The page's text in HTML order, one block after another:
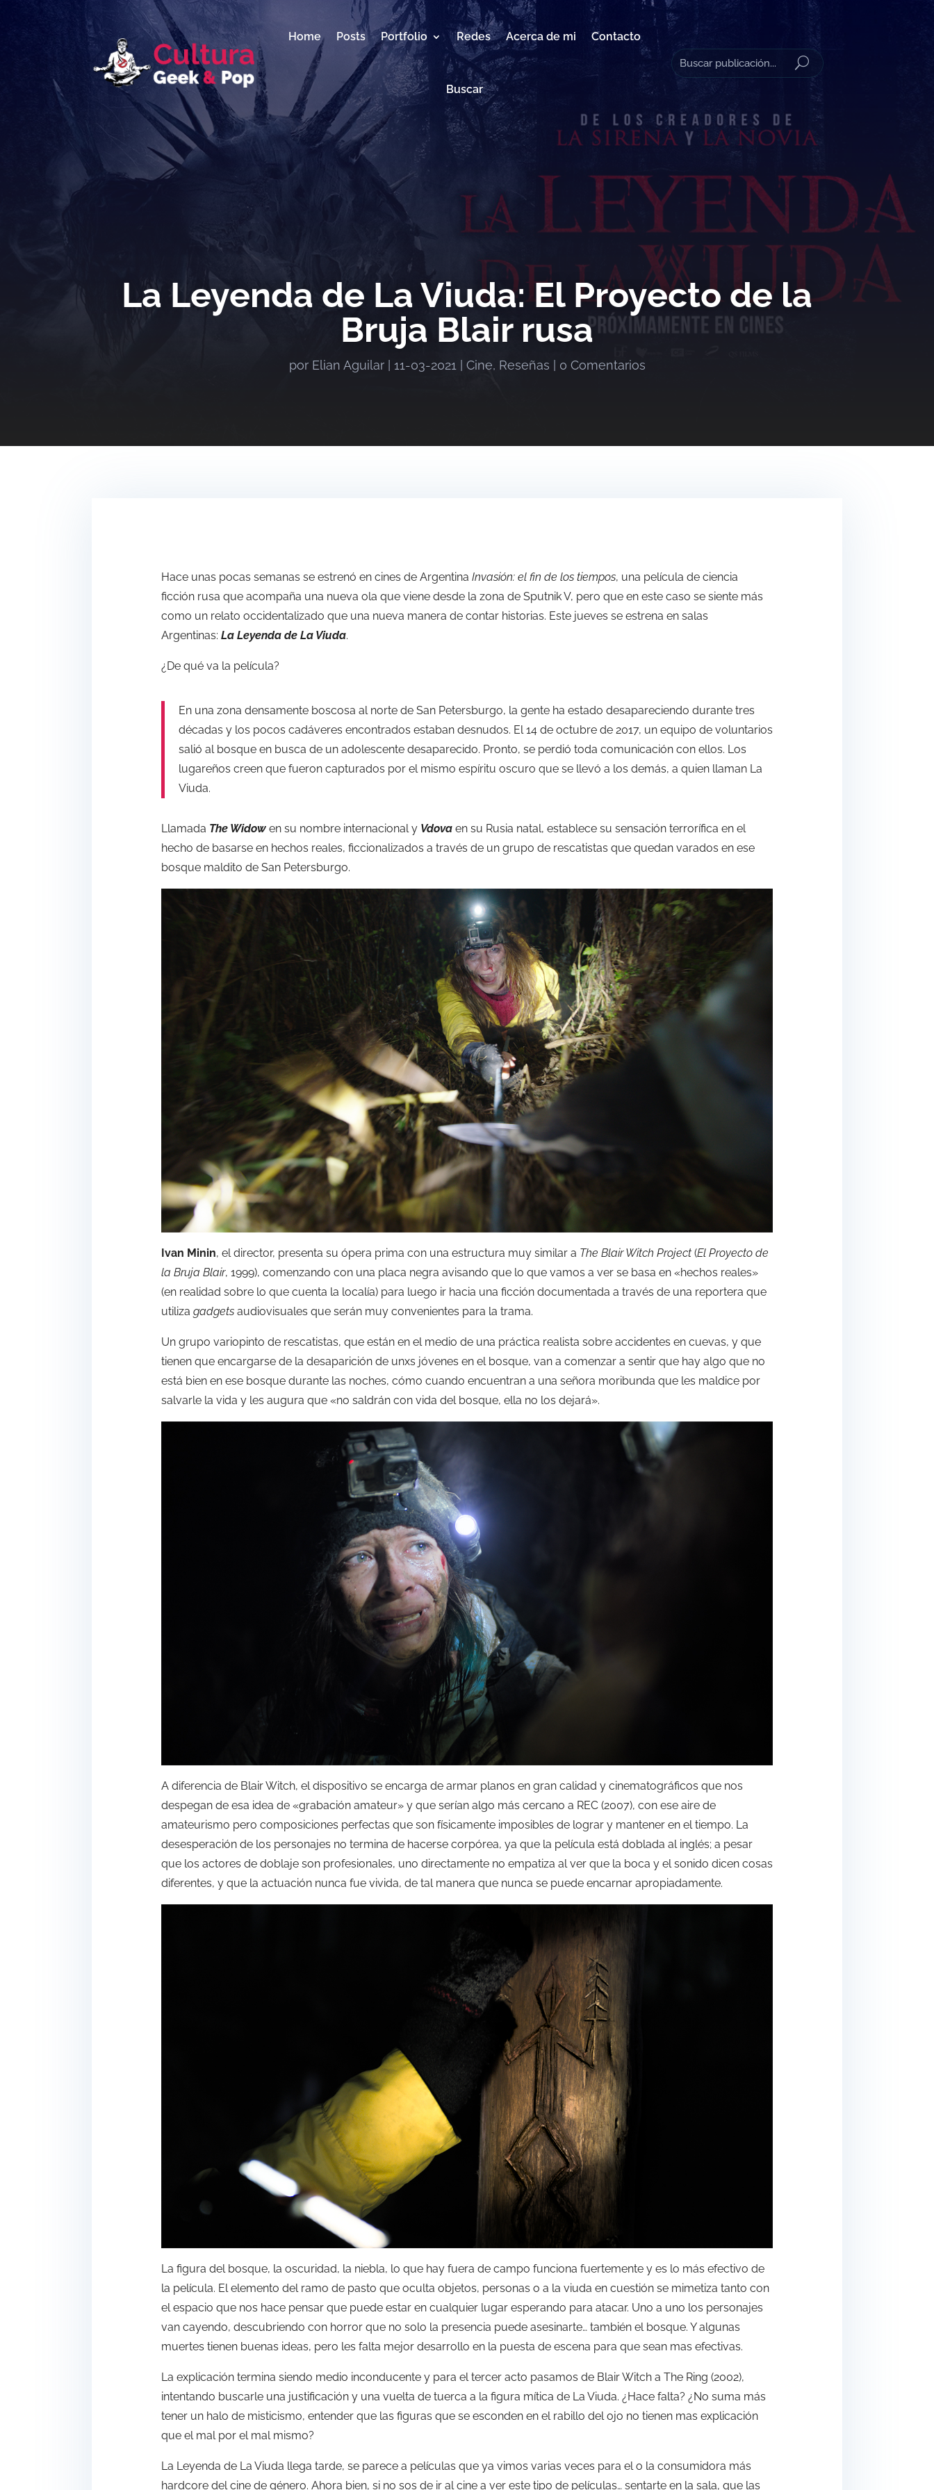
Home Posts Portfolio Redes Acerca de mi Contacto
Buscar
La Leyenda de La Viuda: El Proyecto de la
Bruja Blair rusa
por Elian Aguilar| 11-03-2021 Cine, Reseñas 0 Comentarios
Hace unas pocas semanas se estrenó en cines de Argentina Invasión: el fin de los tiempos, una película de ciencia
ficción rusa que acompaña una nueva ola que viene desde la zona de Sputnik V, pero que en este caso se siente más
como un relato occidentalizado que una nueva manera de contar historias. Este jueves se estrena en salas
Argentinas: La Leyenda de La Viuda.
¿De qué va la película?
En una zona densamente boscosa al norte de San Petersburgo, la gente ha estado desapareciendo durante tres
décadas y los pocos cadáveres encontrados estaban desnudos. El 14 de octubre de 2017, un equipo de voluntarios
salió al bosque en busca de un adolescente desaparecido. Pronto, se perdió toda comunicación con ellos. Los
lugareños creen que fueron capturados por el mismo espíritu oscuro que se llevó a los demás, a quien llaman La
Viuda.
Llamada The Widow en su nombre internacional y Vdova en su Rusia natal, establece su sensación terrorífica en el
hecho de basarse en hechos reales, ficcionalizados a través de un grupo de rescatistas que quedan varados en ese
bosque maldito de San Petersburgo.
Ivan Minin, el director, presenta su ópera prima con una estructura muy similar a The Blair Witch Project (El Proyecto de
la Bruja Blair, 1999), comenzando con una placa negra avisando que lo que vamos a ver se basa en «hechos reales»
(en realidad sobre lo que cuenta la localía) para luego ir hacia una ficción documentada a través de una reportera que
utiliza gadgets audiovisuales que serán muy convenientes para la trama.
Un grupo variopinto de rescatistas, que están en el medio de una práctica realista sobre accidentes en cuevas, y que
tienen que encargarse de la desaparición de unxs jóvenes en el bosque, van a comenzar a sentir que hay algo que no
está bien en ese bosque durante las noches, cómo cuando encuentran a una señora moribunda que les maldice por
salvarle la vida y les augura que «no saldrán con vida del bosque, ella no los dejará».
A diferencia de Blair Witch, el dispositivo se encarga de armar planos en gran calidad y cinematográficos que nos
despegan de esa idea de «grabación amateur» y que serían algo más cercano a REC (2007), con ese aire de
amateurismo pero composiciones perfectas que son físicamente imposibles de lograr y mantener en el tiempo. La
desesperación de los personajes no termina de hacerse corpórea, ya que la película está doblada al inglés; a pesar
que los actores de doblaje son profesionales, uno directamente no empatiza al ver que la boca y el sonido dicen cosas
diferentes, y que la actuación nunca fue vivida, de tal manera que nunca se puede encarnar apropiadamente.
La figura del bosque, la oscuridad, la niebla, lo que hay fuera de campo funciona fuertemente y es lo más efectivo de
la película. El elemento del ramo de pasto que oculta objetos, personas o a la viuda en cuestión se mimetiza tanto con
el espacio que nos hace pensar que puede estar en cualquier lugar esperando para atacar. Uno a uno los personajes
van cayendo, descubriendo con horror que no solo la presencia puede asesinarte… también el bosque. Y algunas
muertes tienen buenas ideas, pero les falta mejor desarrollo en la puesta de escena para que sean mas efectivas.
La explicación termina siendo medio inconducente y para el tercer acto pasamos de Blair Witch a The Ring (2002),
intentando buscarle una justificación y una vuelta de tuerca a la figura mítica de La Viuda. ¿Hace falta? ¿No suma más
tener un halo de misticismo, entender que las figuras que se esconden en el rabillo del ojo no tienen mas explicación
que el mal por el mal mismo?
La Leyenda de La Viuda llega tarde, se parece a películas que ya vimos varias veces para el o la consumidora más
hardcore del cine de género. Ahora bien, si no sos de ir al cine a ver este tipo de películas… sentarte en la sala, que las